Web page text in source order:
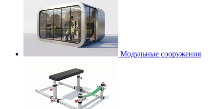
Модульные сооружения